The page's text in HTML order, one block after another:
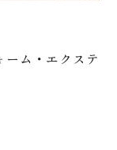
ーム・エクステ